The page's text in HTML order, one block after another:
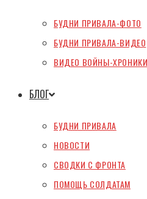
БУДНИ ПРИВАЛА-ФОТО
БУДНИ ПРИВАЛА-ВИДЕО
ВИДЕО ВОЙНЫ-
БЛОГ
БУДНИ ПРИВАЛА
НОВОСТИ
СВОДКИ С ФРОНТА
ПОМОЩЬ СОЛДАТАМ